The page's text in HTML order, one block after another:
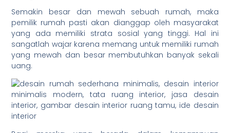
Semakin besar dan mewah sebuah rumah, maka
pemilik rumah pasti akan dianggap oleh masyarakat
yang ada memiliki strata sosial yang tinggi. Hal ini
sangatlah wajar karena memang untuk memiliki rumah
yang mewah dan besar membutuhkan banyak sekali
uang.